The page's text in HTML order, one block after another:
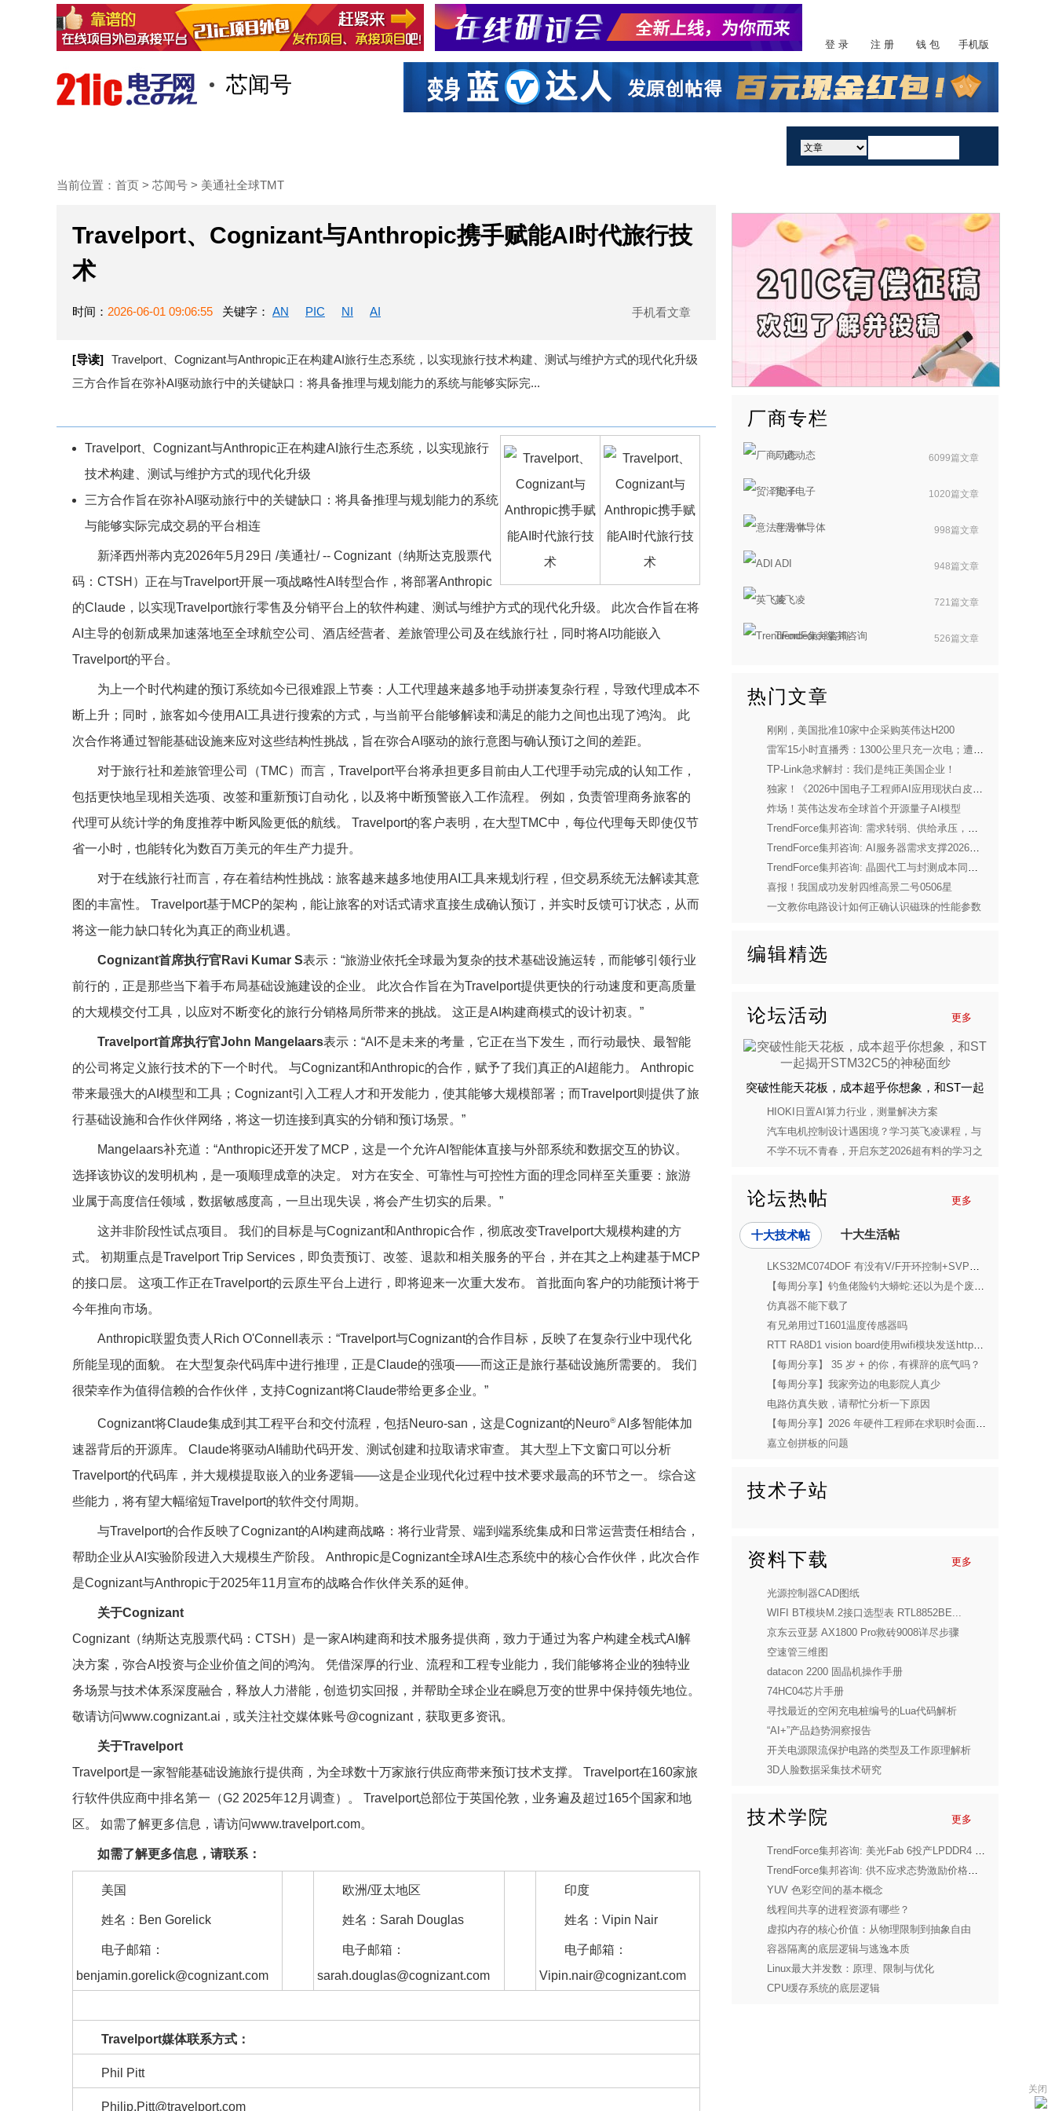
登 录 注 册 钱 包 手机版
芯闻号
当前位置： 首页 > 芯闻号 > 美通社全球TMT
Travelport、Cognizant与Anthropic携手赋能AI时代旅行技
术
时间： 2026-06-01 09:06:55 关键字： AN PIC NI AI 手机看文章
[导读] Travelport、Cognizant与Anthropic正在构建AI旅行生态系统，以实现旅行技术构建、测试与维护方式的现代化升级
三方合作旨在弥补AI驱动旅行中的关键缺口：将具备推理与规划能力的系统与能够实际完...
Travelport、Cognizant与Anthropic正在构建AI旅行生态系统，以实现旅行
技术构建、测试与维护方式的现代化升级
三方合作旨在弥补AI驱动旅行中的关键缺口：将具备推理与规划能力的系统
与能够实际完成交易的平台相连
新泽西州蒂内克2026年5月29日 /美通社/ -- Cognizant（纳斯达克股票代
码：CTSH）正在与Travelport开展一项战略性AI转型合作，将部署Anthropic
的Claude，以实现Travelport旅行零售及分销平台上的软件构建、测试与维护方式的现代化升级。 此次合作旨在将
AI主导的创新成果加速落地至全球航空公司、酒店经营者、差旅管理公司及在线旅行社，同时将AI功能嵌入
Travelport的平台。
为上一个时代构建的预订系统如今已很难跟上节奏：人工代理越来越多地手动拼凑复杂行程，导致代理成本不
断上升；同时，旅客如今使用AI工具进行搜索的方式，与当前平台能够解读和满足的能力之间也出现了鸿沟。 此
次合作将通过智能基础设施来应对这些结构性挑战，旨在弥合AI驱动的旅行意图与确认预订之间的差距。
对于旅行社和差旅管理公司（TMC）而言，Travelport平台将承担更多目前由人工代理手动完成的认知工作，
包括更快地呈现相关选项、改签和重新预订自动化，以及将中断预警嵌入工作流程。 例如，负责管理商务旅客的
代理可从统计学的角度推荐中断风险更低的航线。 Travelport的客户表明，在大型TMC中，每位代理每天即使仅节
省一小时，也能转化为数百万美元的年生产力提升。
对于在线旅行社而言，存在着结构性挑战：旅客越来越多地使用AI工具来规划行程，但交易系统无法解读其意
图的丰富性。 Travelport基于MCP的架构，能让旅客的对话式请求直接生成确认预订，并实时反馈可订状态，从而
将这一能力缺口转化为真正的商业机遇。
Cognizant首席执行官Ravi Kumar S表示：“旅游业依托全球最为复杂的技术基础设施运转，而能够引领行业
前行的，正是那些当下着手布局基础设施建设的企业。 此次合作旨在为Travelport提供更快的行动速度和更高质量
的大规模交付工具，以应对不断变化的旅行分销格局所带来的挑战。 这正是AI构建商模式的设计初衷。”
Travelport首席执行官John Mangelaars表示：“AI不是未来的考量，它正在当下发生，而行动最快、最智能
的公司将定义旅行技术的下一个时代。 与Cognizant和Anthropic的合作，赋予了我们真正的AI超能力。 Anthropic
带来最强大的AI模型和工具；Cognizant引入工程人才和开发能力，使其能够大规模部署；而Travelport则提供了旅
行基础设施和合作伙伴网络，将这一切连接到真实的分销和预订场景。”
Mangelaars补充道：“Anthropic还开发了MCP，这是一个允许AI智能体直接与外部系统和数据交互的协议。
选择该协议的发明机构，是一项顺理成章的决定。 对方在安全、可靠性与可控性方面的理念同样至关重要：旅游
业属于高度信任领域，数据敏感度高，一旦出现失误，将会产生切实的后果。”
这并非阶段性试点项目。 我们的目标是与Cognizant和Anthropic合作，彻底改变Travelport大规模构建的方
式。 初期重点是Travelport Trip Services，即负责预订、改签、退款和相关服务的平台，并在其之上构建基于MCP
的接口层。 这项工作正在Travelport的云原生平台上进行，即将迎来一次重大发布。 首批面向客户的功能预计将于
今年推向市场。
Anthropic联盟负责人Rich O'Connell表示：“Travelport与Cognizant的合作目标，反映了在复杂行业中现代化
所能呈现的面貌。 在大型复杂代码库中进行推理，正是Claude的强项——而这正是旅行基础设施所需要的。 我们
很荣幸作为值得信赖的合作伙伴，支持Cognizant将Claude带给更多企业。”
Cognizant将Claude集成到其工程平台和交付流程，包括Neuro-san，这是Cognizant的Neuro®AI多智能体加
速器背后的开源库。 Claude将驱动AI辅助代码开发、测试创建和拉取请求审查。 其大型上下文窗口可以分析
Travelport的代码库，并大规模提取嵌入的业务逻辑——这是企业现代化过程中技术要求最高的环节之一。 综合这
些能力，将有望大幅缩短Travelport的软件交付周期。
与Travelport的合作反映了Cognizant的AI构建商战略：将行业背景、端到端系统集成和日常运营责任相结合，
帮助企业从AI实验阶段进入大规模生产阶段。 Anthropic是Cognizant全球AI生态系统中的核心合作伙伴，此次合作
是Cognizant与Anthropic于2025年11月宣布的战略合作伙伴关系的延伸。
关于Cognizant
Cognizant（纳斯达克股票代码：CTSH）是一家AI构建商和技术服务提供商，致力于通过为客户构建全栈式AI解
决方案，弥合AI投资与企业价值之间的鸿沟。 凭借深厚的行业、流程和工程专业能力，我们能够将企业的独特业
务场景与技术体系深度融合，释放人力潜能，创造切实回报，并帮助全球企业在瞬息万变的世界中保持领先地位。
敬请访问www.cognizant.ai，或关注社交媒体账号@cognizant，获取更多资讯。
关于Travelport
Travelport是一家智能基础设施旅行提供商，为全球数十万家旅行供应商带来预订技术支撑。 Travelport在160家旅
行软件供应商中排名第一（G2 2025年12月调查）。 Travelport总部位于英国伦敦，业务遍及超过165个国家和地
区。 如需了解更多信息，请访问www.travelport.com。
如需了解更多信息，请联系：
美国
姓名：Ben Gorelick
电子邮箱：
benjamin.gorelick@cognizant.com
欧洲/亚太地区
姓名：Sarah Douglas
电子邮箱：
sarah.douglas@cognizant.com
印度
姓名：Vipin Nair
电子邮箱：
Vipin.nair@cognizant.com
Travelport媒体联系方式：
Phil Pitt
Philip.Pitt@travelport.com
厂商专栏
厂商动态 6099篇文章
贸泽电子 1020篇文章
意法半导体 998篇文章
ADI 948篇文章
英飞凌 721篇文章
TrendForce集邦咨询 526篇文章
热门文章
刚刚，美国批准10家中企采购英伟达H200
雷军15小时直播秀：1300公里只充一次电；遭一年网暴！
TP-Link急求解封：我们是纯正美国企业！
独家！《2026中国电子工程师AI应用现状白皮书》重磅发布
炸场！英伟达发布全球首个开源量子AI模型
TrendForce集邦咨询: 需求转弱、供给承压，预估2026年全球笔电出货量将下修至年减14.8%
TrendForce集邦咨询: AI服务器需求支撑2026年第二季度存储器合约价上行，CSP借长期协议锁定供货
TrendForce集邦咨询: 晶圆代工与封测成本同步上涨，DDIC供应商正酝酿上调报价
喜报！我国成功发射四维高景二号0506星
一文教你电路设计如何正确认识磁珠的性能参数
编辑精选
更多
论坛活动
突破性能天花板，成本超乎你想象，和ST一起
揭开STM32C5的神秘面纱
HIOKI日置AI算力行业，测量解决方案
汽车电机控制设计遇困境？学习英飞凌课程，与
设计槽点说再见
不学不玩不青春，开启东芝2026超有料的学习之
更多
论坛热帖
十大技术帖 十大生活帖
LKS32MC074DOF 有没有V/F开环控制+SVPWM输出的例程
【每周分享】钓鱼佬险钓大蟒蛇:还以为是个废轮胎
仿真器不能下载了
有兄弟用过T1601温度传感器吗
RTT RA8D1 vision board使用wifi模块发送https请求
【每周分享】 35 岁 + 的你，有裸辞的底气吗？
【每周分享】我家旁边的电影院人真少
电路仿真失败，请帮忙分析一下原因
【每周分享】2026 年硬件工程师在求职时会面临哪些新的机遇和挑战呢？
嘉立创拼板的问题
技术子站
更多
资料下载
光源控制器CAD图纸
WIFI BT模块M.2接口选型表 RTL8852BE...
京东云亚瑟 AX1800 Pro救砖9008详尽步骤
空速管三维图
datacon 2200 固晶机操作手册
74HC04芯片手册
寻找最近的空闲充电桩编号的Lua代码解析
“AI+”产品趋势洞察报告
开关电源限流保护电路的类型及工作原理解析
3D人脸数据采集技术研究
更多
技术学院
TrendForce集邦咨询: 美光Fab 6投产LPDDR4 / DDR4，不影响DDR4供给短缺格局
TrendForce集邦咨询: 供不应求态势激励价格成长，1Q26全球前五大NAND Flash品牌合计营收季增83.7%
YUV 色彩空间的基本概念
线程间共享的进程资源有哪些？
虚拟内存的核心价值：从物理限制到抽象自由
容器隔离的底层逻辑与逃逸本质
Linux最大并发数：原理、限制与优化
CPU缓存系统的底层逻辑
关闭